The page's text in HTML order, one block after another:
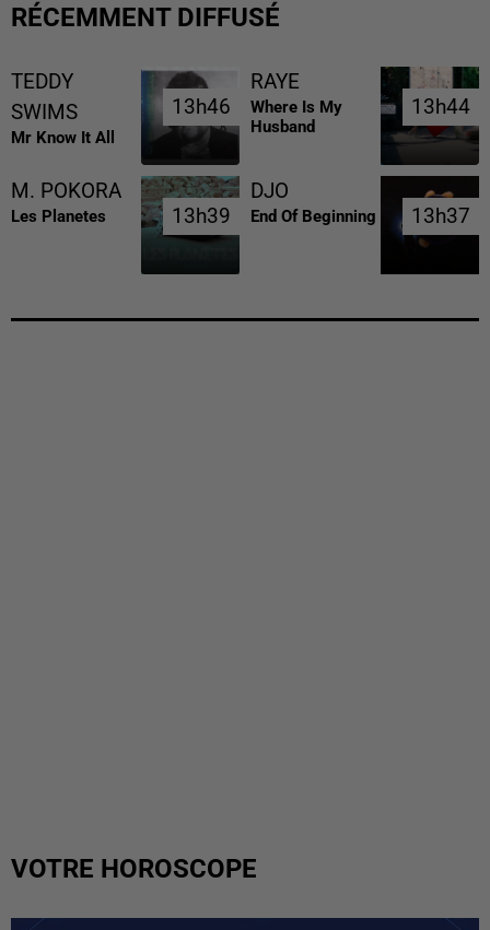
RÉCEMMENT DIFFUSÉ
TEDDY
SWIMS
Mr Know It All
13h46
13h46
RAYE
Where Is My
Husband
13h44
13h44
M. POKORA
Les Planetes 13h39
13h39
DJO
End Of Beginning 13h37
13h37
VOTRE HOROSCOPE